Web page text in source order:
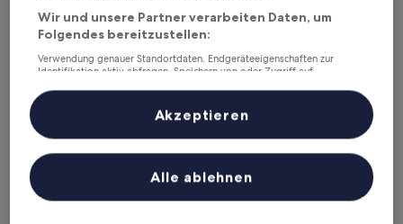
Rio Hotel
Rio Hotel
Wir und unsere Partner verarbeiten Daten, um
Folgendes bereitzustellen:
Verwendung genauer Standortdaten. Endgeräteeigenschaften zur
Identifikation aktiv abfragen. Speichern von oder Zugriff auf
Inhalte, Messung von Werbeleistung und der Performance von Inhalten,
Zielgruppenforschung sowie Entwicklung und Verbesserung von
Liste der Partner (Lieferanten)
Alle ablehnen
Akzeptieren